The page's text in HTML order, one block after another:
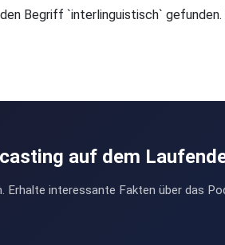
Begriff `interlinguistisch` gefunden.
auf dem
Erhalte interessante Fakten über das